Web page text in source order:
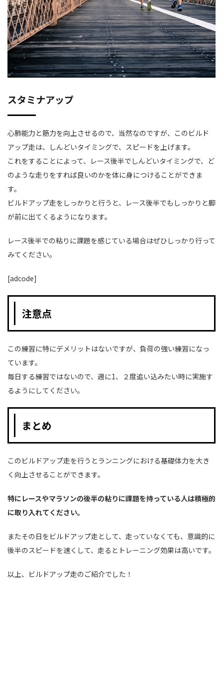
スタミナアップ
心肺能力と筋力を向上させるので、当然なのですが、このビルド
アップ走は、しんどいタイミングで、スピードを上げます。
これをすることによって、レース後半でしんどいタイミングで、ど
のような走りをすれば良いのかを体に身につけることができま
す。
ビルドアップ走をしっかりと行うと、レース後半でもしっかりと脚
が前に出てくるようになります。
レース後半での粘りに課題を感じている場合はぜひしっかり行って
みてください。
[adcode]
注意点
この練習に特にデメリットはないですが、負荷の強い練習になっ
ています。
毎日する練習ではないので、週に1、２度追い込みたい時に実施す
るようにしてください。
まとめ
このビルドアップ走を行うとランニングにおける基礎体力を大き
く向上させることができます。
特にレースやマラソンの後半の粘りに課題を持っている人は積極的
に取り入れてください。
またその日をビルドアップ走として、走っていなくても、意識的に
後半のスピードを速くして、走るとトレーニング効果は高いです。
以上、ビルドアップ走のご紹介でした！